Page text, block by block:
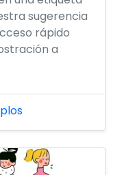
sugerencia
rápido
a